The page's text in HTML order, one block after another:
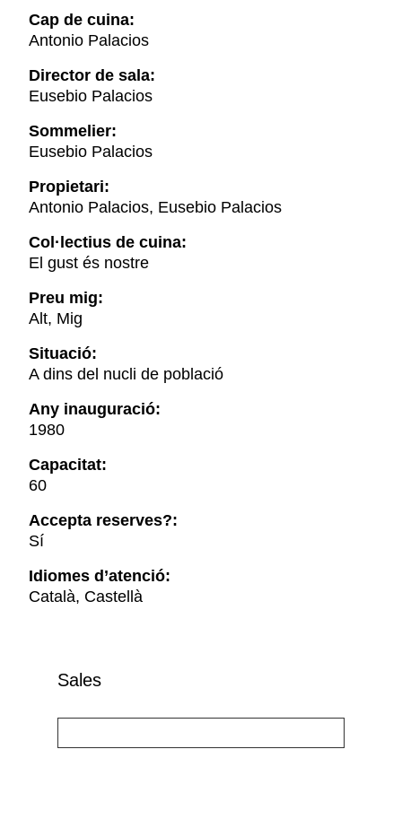
Cap de cuina:
Antonio Palacios
Director de sala:
Eusebio Palacios
Sommelier:
Eusebio Palacios
Propietari:
Antonio Palacios, Eusebio Palacios
Col·lectius de cuina:
El gust és nostre
Preu mig:
Alt, Mig
Situació:
A dins del nucli de població
Any inauguració:
1980
Capacitat:
60
Accepta reserves?:
Sí
Idiomes d’atenció:
Català, Castellà
Sales